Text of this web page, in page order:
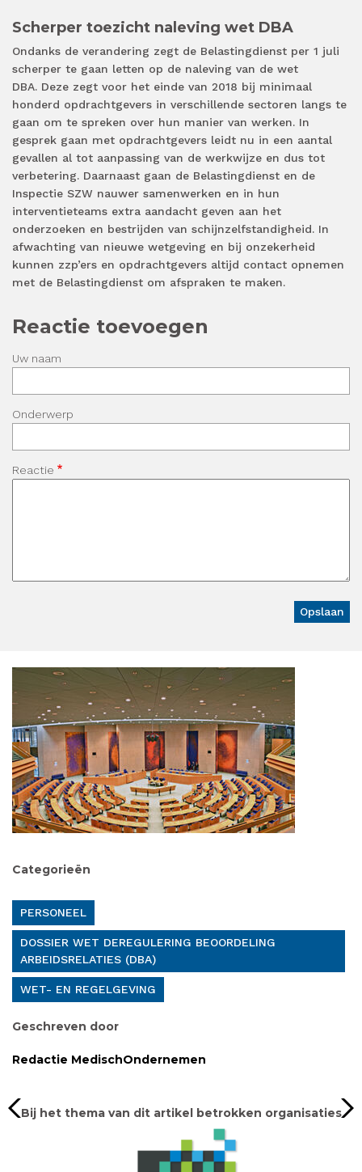
Scherper toezicht naleving wet DBA
Ondanks de verandering zegt de Belastingdienst per 1 juli
scherper te gaan letten op de naleving van de wet
DBA. Deze zegt voor het einde van 2018 bij minimaal
honderd opdrachtgevers in verschillende sectoren langs te
gaan om te spreken over hun manier van werken. In
gesprek gaan met opdrachtgevers leidt nu in een aantal
gevallen al tot aanpassing van de werkwijze en dus tot
verbetering. Daarnaast gaan de Belastingdienst en de
Inspectie SZW nauwer samenwerken en in hun
interventieteams extra aandacht geven aan het
onderzoeken en bestrijden van schijnzelfstandigheid. In
afwachting van nieuwe wetgeving en bij onzekerheid
kunnen zzp’ers en opdrachtgevers altijd contact opnemen
met de Belastingdienst om afspraken te maken.
Reactie toevoegen
Uw naam
Onderwerp
Reactie
Categorieën
PERSONEEL
DOSSIER WET DEREGULERING BEOORDELING
ARBEIDSRELATIES (DBA)
WET- EN REGELGEVING
Geschreven door
Redactie MedischOndernemen
Bij het thema van dit artikel betrokken organisaties